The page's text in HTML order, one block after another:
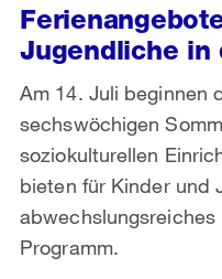
Jugendliche in
Am 14. Juli beginnen
sechswöchigen
soziokulturellen
bieten für Kinder und
Programm.